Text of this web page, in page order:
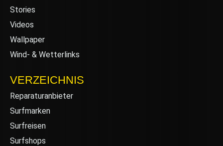
Stories
Videos
Wallpaper
Wind- & Wetterlinks
VERZEICHNIS
Reparaturanbieter
Surfmarken
Surfreisen
Surfshops